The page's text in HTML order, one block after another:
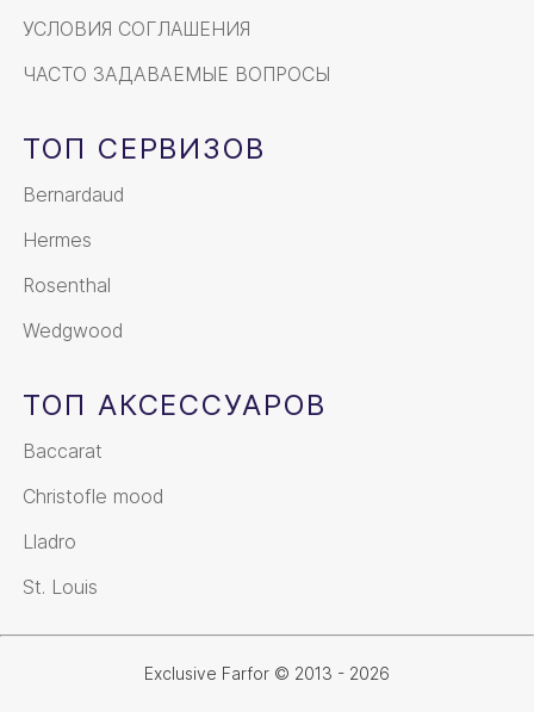
УСЛОВИЯ СОГЛАШЕНИЯ
ЧАСТО ЗАДАВАЕМЫЕ ВОПРОСЫ
ТОП СЕРВИЗОВ
Bernardaud
Hermes
Rosenthal
Wedgwood
ТОП АКСЕССУАРОВ
Baccarat
Christofle mood
Lladro
St. Louis
Exclusive Farfor © 2013 - 2026